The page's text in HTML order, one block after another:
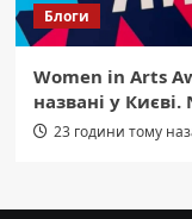
Блоги
Women in Arts
названі у Києві.
23 години тому